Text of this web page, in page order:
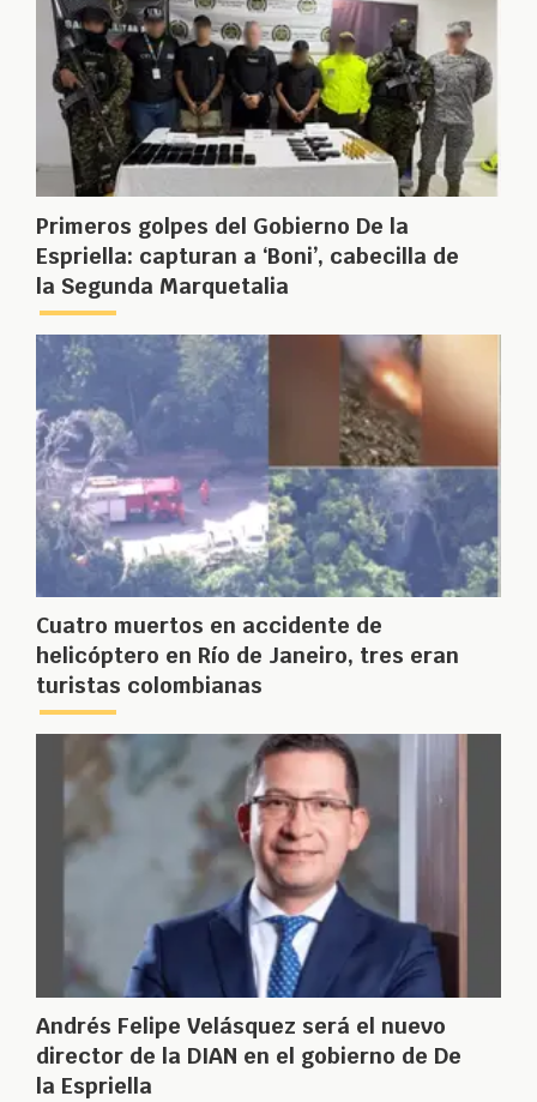
Primeros golpes del Gobierno De la
Espriella: capturan a ‘Boni’, cabecilla de
la Segunda Marquetalia
Cuatro muertos en accidente de
helicóptero en Río de Janeiro, tres eran
turistas colombianas
Andrés Felipe Velásquez será el nuevo
director de la DIAN en el gobierno de De
la Espriella